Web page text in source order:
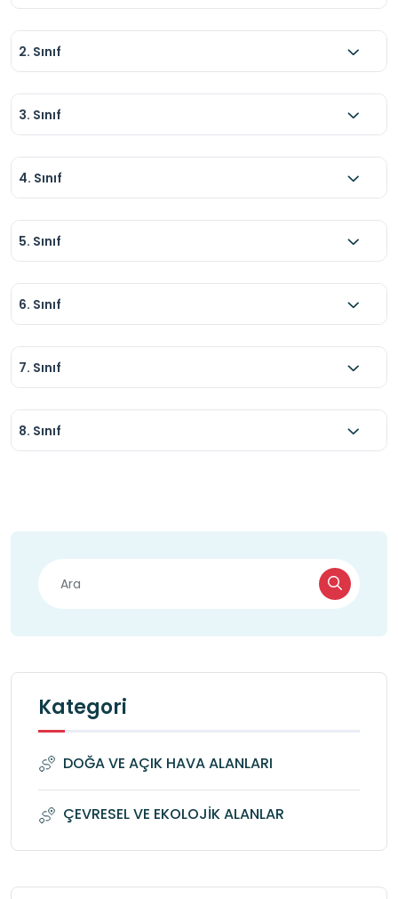
2. Sınıf
3. Sınıf
4. Sınıf
5. Sınıf
6. Sınıf
7. Sınıf
8. Sınıf
Kategori
DOĞA VE AÇIK HAVA ALANLARI
ÇEVRESEL VE EKOLOJİK ALANLAR